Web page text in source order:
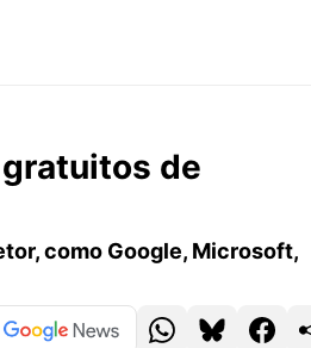
de
como Google, Microsoft,